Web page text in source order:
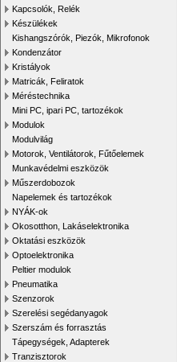
Kapcsolók, Relék
Készülékek
Kishangszórók, Piezók, Mikrofonok
Kondenzátor
Kristályok
Matricák, Feliratok
Méréstechnika
Mini PC, ipari PC, tartozékok
Modulok
Modulvilág
Motorok, Ventilátorok, Fűtőelemek
Munkavédelmi eszközök
Műszerdobozok
Napelemek és tartozékok
NYÁK-ok
Okosotthon, Lakáselektronika
Oktatási eszközök
Optoelektronika
Peltier modulok
Pneumatika
Szenzorok
Szerelési segédanyagok
Szerszám és forrasztás
Tápegységek, Adapterek
Tranzisztorok